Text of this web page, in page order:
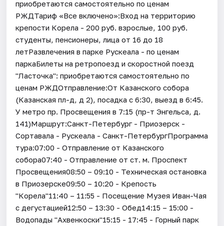
приобретаются самостоятельно по ценам
РЖДТариф «Все включено»:Вход на территорию
крепости Корела - 200 руб. взрослые, 100 руб.
студенты, пенсионеры, лица от 16 до 18
летРазвлечения в парке Рускеала - по ценам
паркаБилеты на ретропоезд и скоростной поезд
"Ласточка": приобретаются самостоятельно по
ценам РЖДОтправление:От Казанского собора
(Казанская пл-д, д 2), посадка с 6:30, выезд в 6:45.
У метро пр. Просвещения в 7:15 (пр-т Энгельса, д.
141)Маршрут:Санкт-Петербург - Приозерск -
Сортавала - Рускеала - Санкт-ПетербургПрограмма
тура:07:00 - Отправление от Казанского
собора07:40 - Отправление от ст. м. Проспект
Просвещения08:50 – 09:10 - Техническая остановка
в Приозерске09:50 – 10:20 - Крепость
"Корела"11:40 – 11:55 - Посещение Музея Иван-Чая
с дегустацией12:50 – 13:30 - Обед14:15 – 15:00 -
Водопады "Ахвенкоски"15:15 - 17:45 - Горный парк